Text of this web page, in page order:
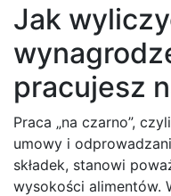
Jak
pracujesz
Praca „na czarno”,
umowy i
składek, stanowi
wysokości alimentów.